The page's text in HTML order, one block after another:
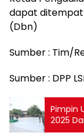
dapat
(Dbn)
Sumber : Tim/
Sumber : DPP
Pimpin
2025